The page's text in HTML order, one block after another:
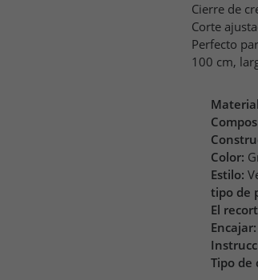
Cierre de
Corte
Perfecto
100 cm,
Color:
Estilo:
tipo de
El
Encajar:
Tipo de